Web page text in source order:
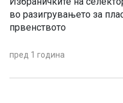
во разигрувањето за
првенството
пред 1 година